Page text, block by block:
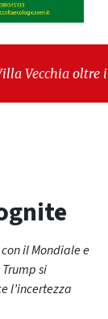
oltre i
il Mondiale e
si
l’incertezza